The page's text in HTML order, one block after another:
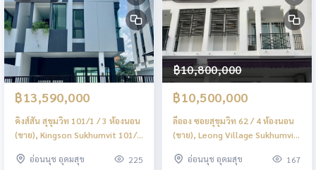
฿13,590,000
คิงส์สัน สุขุมวิท 101/1 / 3 ห้องนอน
(ขาย), Kingson Sukhumvit 101/1
GNG057อ่อนนุช อุดมสุข 225
฿10,800,000
฿10,500,000
ลีออง ซอยสุขุมวิท 62 / 4 ห้องนอน
(ขาย), Leong Village Sukhumvit
GNG041อ่อนนุช อุดมสุข 167